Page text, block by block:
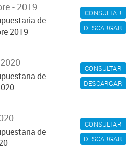
CONSULTAR
DESCARGAR
- 2019
de
2019
CONSULTAR
DESCARGAR
de
CONSULTAR
DESCARGAR
de